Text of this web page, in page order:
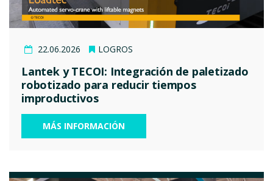
22.06.2026 LOGROS
Lantek y TECOI: Integración de paletizado
robotizado para reducir tiempos
improductivos
MÁS INFORMACIÓN